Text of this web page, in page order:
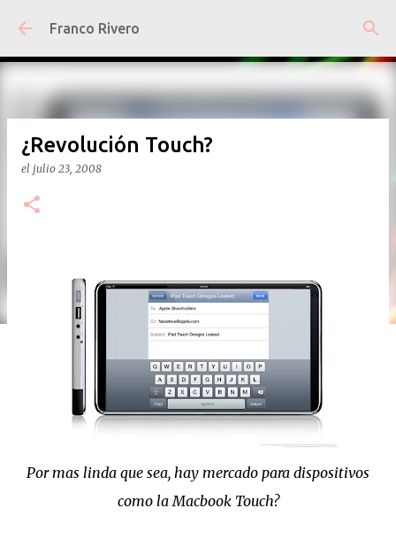
Ir al contenido principal
Franco Rivero
¿Revolución Touch?
el julio 23, 2008
Por mas linda que sea, hay mercado para dispositivos
como la Macbook Touch?